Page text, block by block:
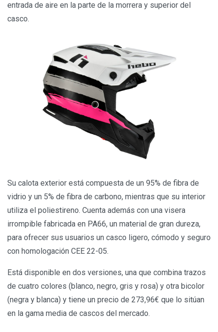
entrada de aire en la parte de la morrera y superior del
casco.
Su calota exterior está compuesta de un 95% de fibra de
vidrio y un 5% de fibra de carbono, mientras que su interior
utiliza el poliestireno. Cuenta además con una visera
irrompible fabricada en PA66, un material de gran dureza,
para ofrecer sus usuarios un casco ligero, cómodo y seguro
con homologación CEE 22-05.
Está disponible en dos versiones, una que combina trazos
de cuatro colores (blanco, negro, gris y rosa) y otra bicolor
(negra y blanca) y tiene un precio de 273,96€ que lo sitúan
en la gama media de cascos del mercado.